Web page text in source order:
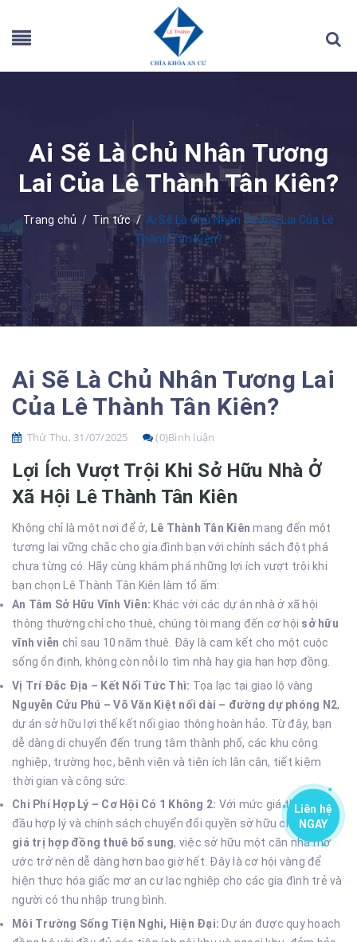
Ai Sẽ Là Chủ Nhân Tương
Lai Của Lê Thành Tân Kiên?
Trang chủ / Tin tức / Ai Sẽ Là Chủ Nhân Tương Lai Của Lê
Thành Tân Kiên?
Ai Sẽ Là Chủ Nhân Tương Lai
Của Lê Thành Tân Kiên?
Thứ Thu, 31/07/2025 (0)Bình luận
Lợi Ích Vượt Trội Khi Sở Hữu Nhà Ở
Xã Hội Lê Thành Tân Kiên
Không chỉ là một nơi để ở, Lê Thành Tân Kiên mang đến một
tương lai vững chắc cho gia đình bạn với chính sách đột phá
chưa từng có. Hãy cùng khám phá những lợi ích vượt trội khi
bạn chọn Lê Thành Tân Kiên làm tổ ấm:
An Tâm Sở Hữu Vĩnh Viễn: Khác với các dự án nhà ở xã hội
thông thường chỉ cho thuê, chúng tôi mang đến cơ hội sở hữu
vĩnh viễn chỉ sau 10 năm thuê. Đây là cam kết cho một cuộc
sống ổn định, không còn nỗi lo tìm nhà hay gia hạn hợp đồng.
Vị Trí Đắc Địa – Kết Nối Tức Thì: Tọa lạc tại giao lộ vàng
Nguyễn Cửu Phú – Võ Văn Kiệt nối dài – đường dự phóng N2,
dự án sở hữu lợi thế kết nối giao thông hoàn hảo. Từ đây, bạn
dễ dàng di chuyển đến trung tâm thành phố, các khu công
nghiệp, trường học, bệnh viện và tiện ích lân cận, tiết kiệm
thời gian và công sức.
Chi Phí Hợp Lý – Cơ Hội Có 1 Không 2: Với mức giá thuê ban
đầu hợp lý và chính sách chuyển đổi quyền sở hữu chỉ với25%
giá trị hợp đồng thuê bổ sung, việc sở hữu một căn nhà mơ
ước trở nên dễ dàng hơn bao giờ hết. Đây là cơ hội vàng để
hiện thực hóa giấc mơ an cư lạc nghiệp cho các gia đình trẻ và
người có thu nhập trung bình.
Môi Trường Sống Tiện Nghi, Hiện Đại: Dự án được quy hoạch
Liên hệ
NGAY